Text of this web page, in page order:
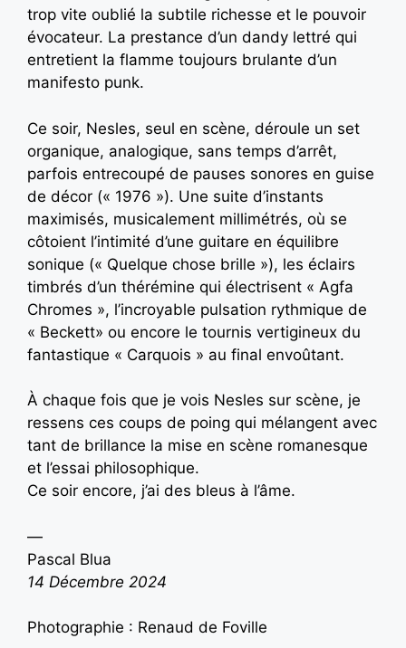
trop vite oublié la subtile richesse et le pouvoir
évocateur. La prestance d’un dandy lettré qui
entretient la flamme toujours brulante d’un
manifesto punk.
Ce soir, Nesles, seul en scène, déroule un set
organique, analogique, sans temps d’arrêt,
parfois entrecoupé de pauses sonores en guise
de décor (« 1976 »). Une suite d’instants
maximisés, musicalement millimétrés, où se
côtoient l’intimité d’une guitare en équilibre
sonique (« Quelque chose brille »), les éclairs
timbrés d’un thérémine qui électrisent « Agfa
Chromes », l’incroyable pulsation rythmique de
« Beckett» ou encore le tournis vertigineux du
fantastique « Carquois » au final envoûtant.
À chaque fois que je vois Nesles sur scène, je
ressens ces coups de poing qui mélangent avec
tant de brillance la mise en scène romanesque
et l’essai philosophique.
Ce soir encore, j’ai des bleus à l’âme.
—
Pascal Blua
14 Décembre 2024
Photographie : Renaud de Foville